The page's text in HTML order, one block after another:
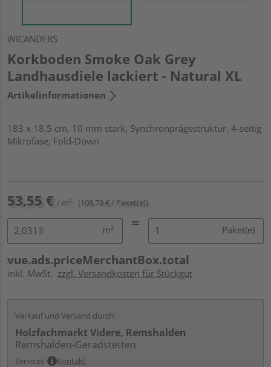
WICANDERS
Korkboden Smoke Oak Grey
Landhausdiele lackiert - Natural XL
Artikelinformationen
183 x 18,5 cm, 10 mm stark, Synchronprägestruktur, 4-seitig
Mikrofase, Fold-Down
53,55 € / m² (108,78 € / Paket(e))
m² Paket(e)
vue.ads.priceMerchantBox.total
inkl. MwSt. zzgl. Versandkosten für Stückgut
Verkauf und Versand durch:
Holzfachmarkt Videre, Remshalden
Remshalden-Geradstetten
Services Kontakt